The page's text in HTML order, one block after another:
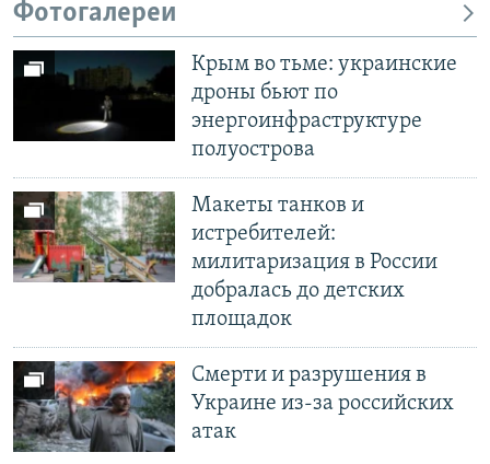
Фотогалереи
Крым во тьме: украинские
дроны бьют по
энергоинфраструктуре
полуострова
Макеты танков и
истребителей:
милитаризация в России
добралась до детских
площадок
Смерти и разрушения в
Украине из-за российских
атак